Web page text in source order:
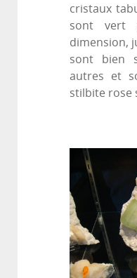
cristaux
sont vert
dimension,
sont bien
autres et
stilbite rose